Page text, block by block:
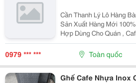
Cần Thanh Lý Lô Hàng
Sản Xuất Hàng Mới
Hợp Dùng Cho Quán ,
Vườn Còn Nhiều Mẫu Giá Rẻ Tại Xưởng Sản Xuất Lh:
0979.296.137:
0979 *** *** Toàn quốc
Ghế Cafe Nhựa Inox